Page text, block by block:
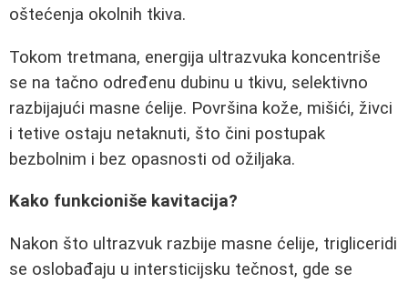
oštećenja okolnih tkiva.
Tokom tretmana, energija ultrazvuka koncentriše
se na tačno određenu dubinu u tkivu, selektivno
razbijajući masne ćelije. Površina kože, mišići, živci
i tetive ostaju netaknuti, što čini postupak
bezbolnim i bez opasnosti od ožiljaka.
Kako funkcioniše kavitacija?
Nakon što ultrazvuk razbije masne ćelije, trigliceridi
se oslobađaju u intersticijsku tečnost, gde se